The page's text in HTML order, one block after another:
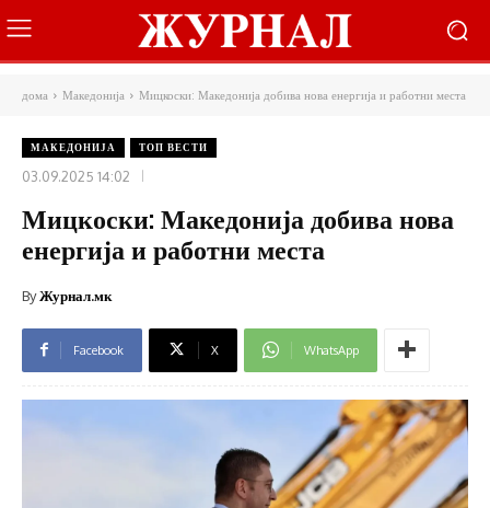
дома Македонија Мицкоски: Македонија добива нова енергија и работни места
МАКЕДОНИЈА ТОП ВЕСТИ
03.09.2025 14:02
Мицкоски: Македонија добива нова
енергија и работни места
ByЖурнал.мк
Facebook X WhatsApp